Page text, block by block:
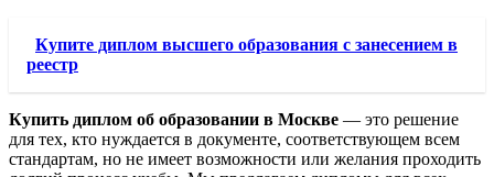
Купите диплом высшего образования с занесением в
реестр
Купить диплом об образовании в Москве — это решение
для тех, кто нуждается в документе, соответствующем всем
стандартам, но не имеет возможности или желания проходить